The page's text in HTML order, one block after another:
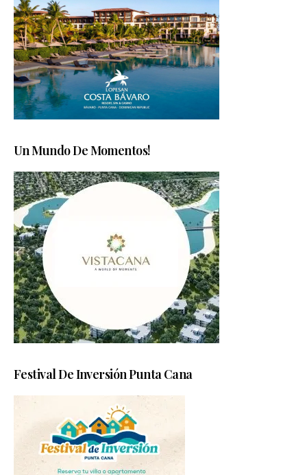
Un Mundo De Momentos!
Festival De Inversión Punta Cana